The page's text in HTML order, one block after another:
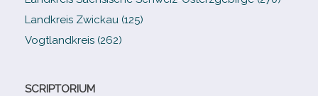
Landkreis Zwickau (125)
Vogtlandkreis (262)
SCRIPTORIUM